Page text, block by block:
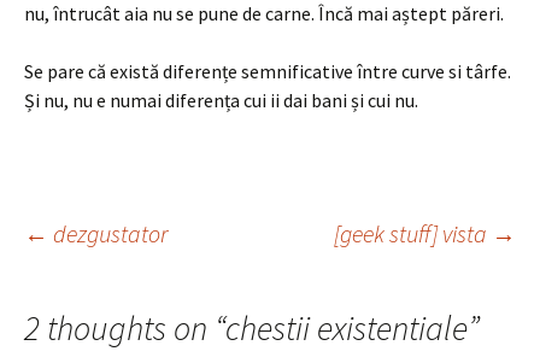
nu, întrucât aia nu se pune de carne. Încă mai aștept păreri.
Se pare că există diferențe semnificative între curve si târfe.
Și nu, nu e numai diferența cui ii dai bani și cui nu.
Post
navigation
← dezgustator [geek stuff] vista →
2 thoughts on “chestii existentiale”